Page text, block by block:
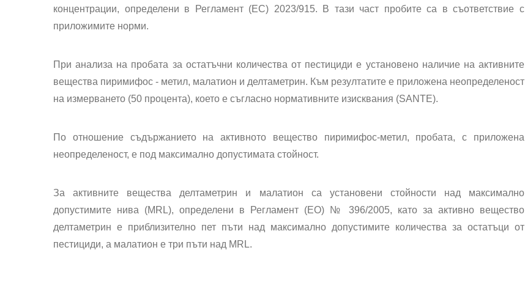
концентрации, определени в Регламент (ЕС) 2023/915. В тази част пробите са в съответствие с
приложимите норми.
При анализа на пробата за остатъчни количества от пестициди е установено наличие на активните
вещества пиримифос - метил, малатион и делтаметрин. Към резултатите е приложена неопределеност
на измерването (50 процента), което е съгласно нормативните изисквания (SANTE).
По отношение съдържанието на активното вещество пиримифос-метил, пробата, с приложена
неопределеност, е под максимално допустимата стойност.
За активните вещества делтаметрин и малатион са установени стойности над максимално
допустимите нива (MRL), определени в Регламент (ЕО) № 396/2005, като за активно вещество
делтаметрин е приблизително пет пъти над максимално допустимите количества за остатъци от
пестициди, а малатион е три пъти над MRL.